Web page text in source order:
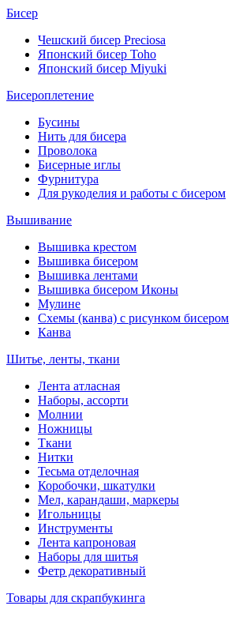
Бисер
Чешский бисер Preciosa
Японский бисер Toho
Японский бисер Miyuki
Бисероплетение
Бусины
Нить для бисера
Проволока
Бисерные иглы
Фурнитура
Для рукоделия и работы с бисером
Вышивание
Вышивка крестом
Вышивка бисером
Вышивка лентами
Вышивка бисером Иконы
Мулине
Схемы (канва) с рисунком бисером
Канва
Шитье, ленты, ткани
Лента атласная
Наборы, ассорти
Молнии
Ножницы
Ткани
Нитки
Тесьма отделочная
Коробочки, шкатулки
Мел, карандаши, маркеры
Игольницы
Инструменты
Лента капроновая
Наборы для шитья
Фетр декоративный
Товары для скрапбукинга